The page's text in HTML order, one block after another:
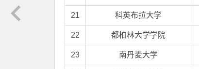
21 科英布拉大学
22 都柏林大学学院
23 南丹麦大学